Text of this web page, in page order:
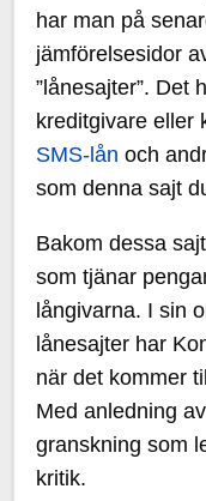
har man på
jämförelsesidor
”lånesajter”. Det
kreditgivare eller
SMS-lån och
som denna sajt
Bakom dessa
som tjänar
långivarna. I sin
lånesajter har
när det kommer
Med anledning
granskning som
kritik.